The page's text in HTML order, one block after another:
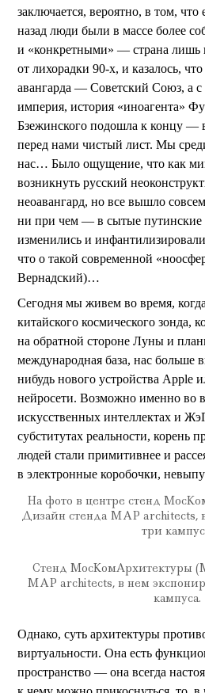
заключается, вероятно, в том, что
назад люди были в массе более
и «конкретными» — страна лишь
от лихорадки 90-х, и казалось,
авангарда — Советский Союз, а
империя, история «иноагента»
Бзежинского подошла к концу —
перед нами чистый лист. Мы
нас… Было ощущение, что как
возникнуть русский
неоавангард, но все вышло
ни при чем — в сытые путинские
изменились и
что о такой современной
Вернадский)…
Сегодня мы живем во время,
китайского космического зонда,
на обратной стороне Луны и
международная база, нас больше
нибудь нового устройства Apple
нейросети. Возможно именно во
искусственных интеллектах и
субститутах реальности,
людей стали примитивнее и
в электронные коробочки,
На фото в центре стенд
Дизайн стенда MAP architects,
три
Стенд МосКомАрхитектуры
MAP architects, в нем
кампуса.
Однако, суть архитектуры
виртуальности. Она есть
пространство — она всегда